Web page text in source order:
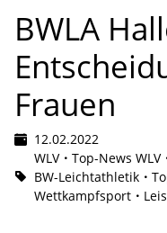
BWLA
Frauen
12.02.2022
WLV
Top-News WLV
BW-Leichtathletik
Wettkampfsport